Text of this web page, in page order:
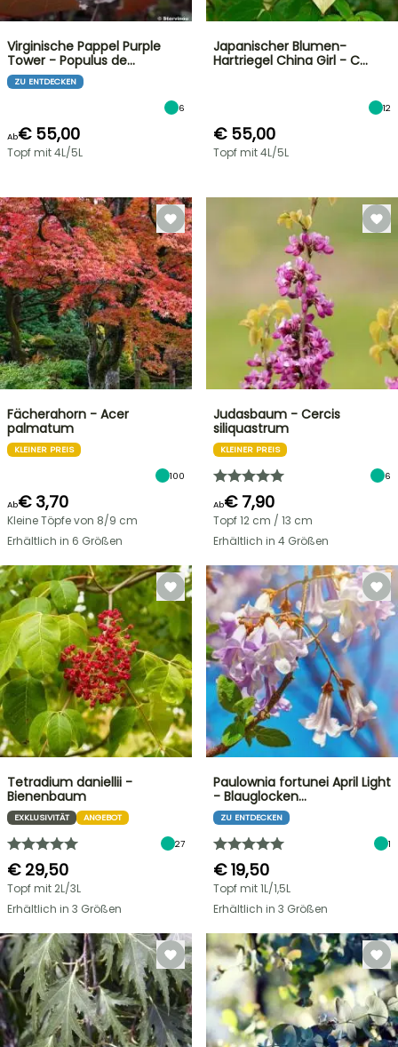
Virginische Pappel Purple
Tower - Populus de…
ZU ENTDECKEN
6
Ab€ 55,00
Topf mit 4L/5L
Japanischer Blumen-
Hartriegel China Girl - C…
12
€ 55,00
Topf mit 4L/5L
Fächerahorn - Acer
palmatum
KLEINER PREIS
100
Ab€ 3,70
Kleine Töpfe von 8/9 cm
Erhältlich in 6 Größen
Judasbaum - Cercis
siliquastrum
KLEINER PREIS
6
Ab€ 7,90
Topf 12 cm / 13 cm
Erhältlich in 4 Größen
Tetradium daniellii -
Bienenbaum
EXKLUSIVITÄT ANGEBOT
27
€ 29,50
Topf mit 2L/3L
Erhältlich in 3 Größen
Paulownia fortunei April Light
- Blauglocken…
ZU ENTDECKEN
1
€ 19,50
Topf mit 1L/1,5L
Erhältlich in 3 Größen